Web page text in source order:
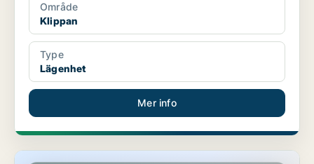
Område
Klippan
Type
Lägenhet
Mer info
Lägenhet i Sofielund